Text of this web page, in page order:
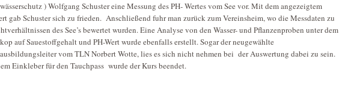
) Wolfgang Schuster eine Messung des PH- Wertes vom See vor. Mit dem angezeigtem
gab Schuster sich zu frieden. Anschließend fuhr man zurück zum Vereinsheim, wo die Messdaten zu
des See’s bewertet wurden. Eine Analyse von den Wasser- und Pflanzenproben unter dem
auf Sauestoffgehalt und PH-Wert wurde ebenfalls erstellt. Sogar der neugewählte
vom TLN Norbert Wotte, lies es sich nicht nehmen bei der Auswertung dabei zu sein.
Einkleber für den Tauchpass wurde der Kurs beendet.